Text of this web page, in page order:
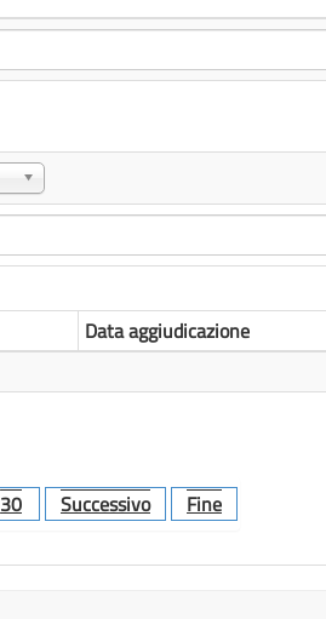
Data aggiudicazione
30 Successivo Fine